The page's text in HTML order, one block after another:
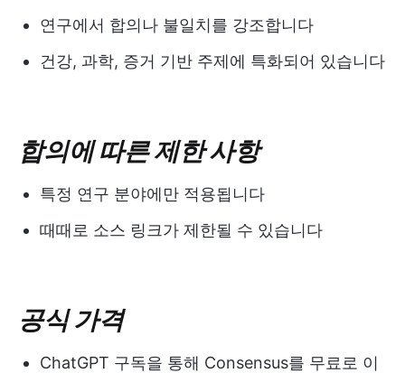
연구에서 합의나 불일치를 강조합니다
건강, 과학, 증거 기반 주제에 특화되어 있습니다
합의에 따른 제한 사항
특정 연구 분야에만 적용됩니다
때때로 소스 링크가 제한될 수 있습니다
공식 가격
ChatGPT 구독을 통해 Consensus를 무료로 이